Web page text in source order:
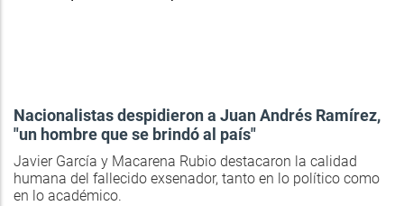
Nacionalistas despidieron a Juan Andrés Ramírez,
"un hombre que se brindó al país"
Javier García y Macarena Rubio destacaron la calidad
humana del fallecido exsenador, tanto en lo político como
en lo académico.